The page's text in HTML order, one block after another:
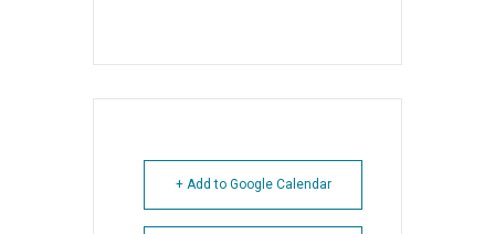
+ Add to Google Calendar